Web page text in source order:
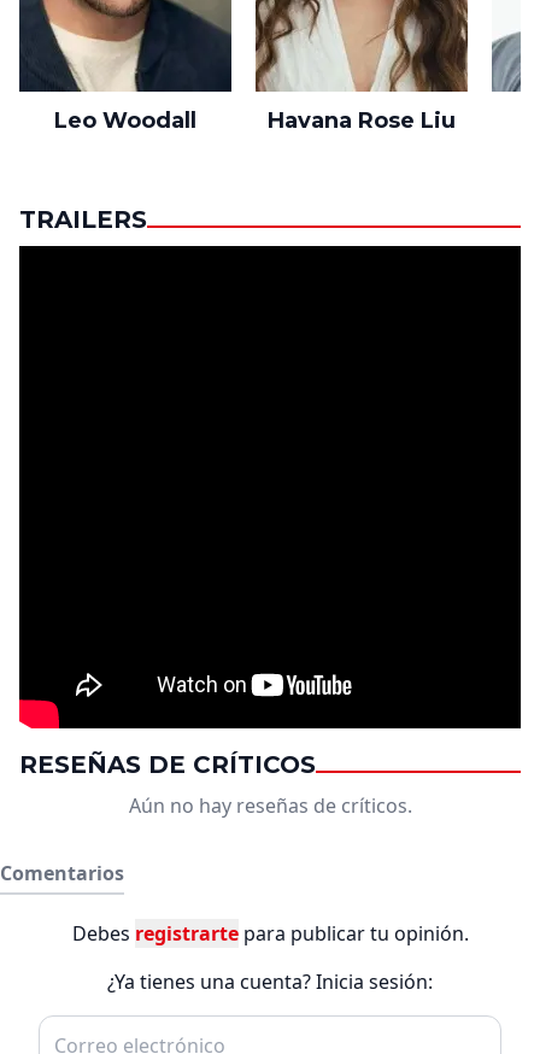
Leo Woodall Havana Rose Liu
TRAILERS
RESEÑAS DE CRÍTICOS
Aún no hay reseñas de críticos.
Comentarios
Debes registrartepara publicar tu opinión.
¿Ya tienes una cuenta? Inicia sesión: